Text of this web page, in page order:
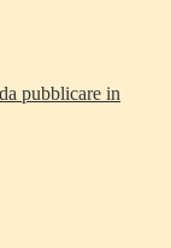
pubblicare in